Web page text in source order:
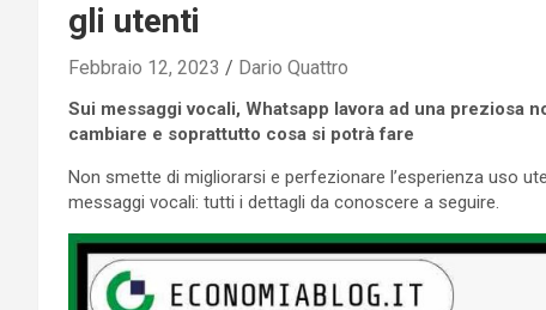
gli utenti
Febbraio 12, 2023 Dario Quattro
Sui messaggi vocali, Whatsapp lavora ad una
cambiare e soprattutto cosa si potrà fare
Non smette di migliorarsi e perfezionare l’esperienza uso
messaggi vocali: tutti i dettagli da conoscere a seguire.